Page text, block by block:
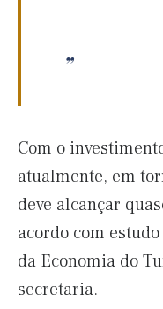
Com o
atualmente, em
deve alcançar
acordo com
da Economia do
secretaria.